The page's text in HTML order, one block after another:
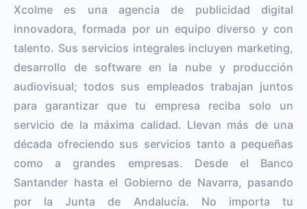
Xcolme es una agencia de publicidad digital
innovadora, formada por un equipo diverso y con
talento. Sus servicios integrales incluyen marketing,
desarrollo de software en la nube y producción
audiovisual; todos sus empleados trabajan juntos
para garantizar que tu empresa reciba solo un
servicio de la máxima calidad. Llevan más de una
década ofreciendo sus servicios tanto a pequeñas
como a grandes empresas. Desde el Banco
Santander hasta el Gobierno de Navarra, pasando
por la Junta de Andalucía. No importa tu